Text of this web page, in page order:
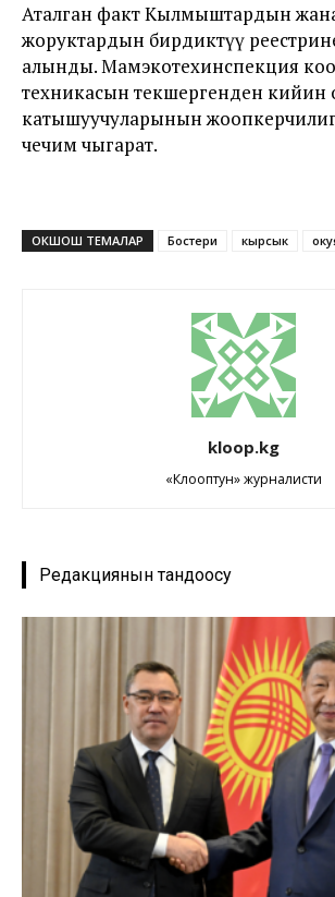
Аталган факт Кылмыштардын
жоруктардын бирдиктүү
алынды. Мамэкотехинспекция
техникасын текшергенден кийин
катышуучуларынын
чечим чыгарат.
ОКШОШ ТЕМАЛАР Бостери кырсык
kloop.kg
«Клооптун» журналисти
Редакциянын тандоосу